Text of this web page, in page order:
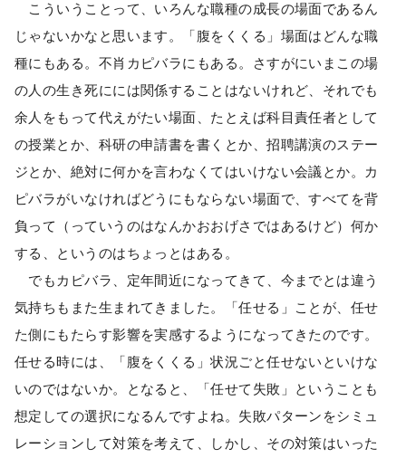
こういうことって、いろんな職種の成長の場面であるん
じゃないかなと思います。「腹をくくる」場面はどんな職
種にもある。不肖カピバラにもある。さすがにいまこの場
の人の生き死にには関係することはないけれど、それでも
余人をもって代えがたい場面、たとえば科目責任者として
の授業とか、科研の申請書を書くとか、招聘講演のステー
ジとか、絶対に何かを言わなくてはいけない会議とか。カ
ピバラがいなければどうにもならない場面で、すべてを背
負って（っていうのはなんかおおげさではあるけど）何か
する、というのはちょっとはある。
でもカピバラ、定年間近になってきて、今までとは違う
気持ちもまた生まれてきました。「任せる」ことが、任せ
た側にもたらす影響を実感するようになってきたのです。
任せる時には、「腹をくくる」状況ごと任せないといけな
いのではないか。となると、「任せて失敗」ということも
想定しての選択になるんですよね。失敗パターンをシミュ
レーションして対策を考えて、しかし、その対策はいった